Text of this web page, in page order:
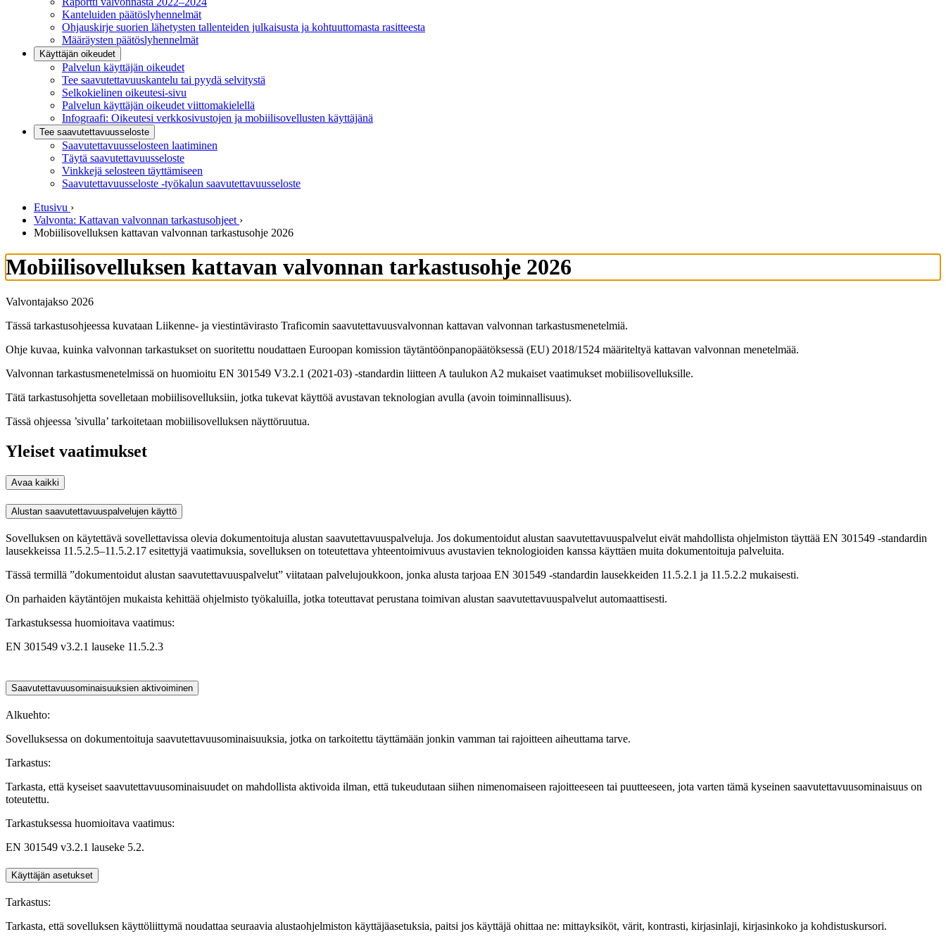
Kanteluiden päätöslyhennelmät
Ohjauskirje suorien lähetysten tallenteiden julkaisusta ja kohtuuttomasta rasitteesta
Määräysten päätöslyhennelmät
Käyttäjän oikeudet
Palvelun käyttäjän oikeudet
Tee saavutettavuuskantelu tai pyydä selvitystä
Selkokielinen oikeutesi-sivu
Palvelun käyttäjän oikeudet viittomakielellä
Infograafi: Oikeutesi verkkosivustojen ja mobiilisovellusten käyttäjänä
Tee saavutettavuusseloste
Saavutettavuus­selosteen laatiminen
Täytä saavutettavuusseloste
Vinkkejä selosteen täyttämiseen
Saavutettavuusseloste -työkalun saavutettavuusseloste
Etusivu ›
Valvonta: Kattavan valvonnan tarkastusohjeet ›
Mobiilisovelluksen kattavan valvonnan tarkastusohje 2026
Mobiilisovelluksen kattavan valvonnan tarkastusohje 2026
Valvontajakso 2026
Tässä tarkastusohjeessa kuvataan Liikenne- ja viestintävirasto Traficomin saavutettavuusvalvonnan kattavan valvonnan tarkastusmenetelmiä.
Ohje kuvaa, kuinka valvonnan tarkastukset on suoritettu noudattaen Euroopan komission täytäntöönpanopäätöksessä (EU) 2018/1524 määriteltyä kattavan valvonnan menetelmää.
Valvonnan tarkastusmenetelmissä on huomioitu EN 301549 V3.2.1 (2021-03) -standardin liitteen A taulukon A2 mukaiset vaatimukset mobiilisovelluksille.
Tätä tarkastusohjetta sovelletaan mobiilisovelluksiin, jotka tukevat käyttöä avustavan teknologian avulla (avoin toiminnallisuus).
Tässä ohjeessa ’sivulla’ tarkoitetaan mobiilisovelluksen näyttöruutua.
Yleiset vaatimukset
Avaa kaikki
Alustan saavutettavuuspalvelujen käyttö
Sovelluksen on käytettävä sovellettavissa olevia dokumentoituja alustan saavutettavuuspalveluja. Jos dokumentoidut alustan saavutettavuuspalvelut eivät mahdollista ohjelmiston täyttää EN 301549 -standardin
lausekkeissa 11.5.2.5–11.5.2.17 esitettyjä vaatimuksia, sovelluksen on toteutettava yhteentoimivuus avustavien teknologioiden kanssa käyttäen muita dokumentoituja palveluita.
Tässä termillä ”dokumentoidut alustan saavutettavuuspalvelut” viitataan palvelujoukkoon, jonka alusta tarjoaa EN 301549 -standardin lausekkeiden 11.5.2.1 ja 11.5.2.2 mukaisesti.
On parhaiden käytäntöjen mukaista kehittää ohjelmisto työkaluilla, jotka toteuttavat perustana toimivan alustan saavutettavuuspalvelut automaattisesti.
Tarkastuksessa huomioitava vaatimus:
EN 301549 v3.2.1 lauseke 11.5.2.3
Saavutettavuusominaisuuksien aktivoiminen
Alkuehto:
Sovelluksessa on dokumentoituja saavutettavuusominaisuuksia, jotka on tarkoitettu täyttämään jonkin vamman tai rajoitteen aiheuttama tarve.
Tarkastus:
Tarkasta, että kyseiset saavutettavuusominaisuudet on mahdollista aktivoida ilman, että tukeudutaan siihen nimenomaiseen rajoitteeseen tai puutteeseen, jota varten tämä kyseinen saavutettavuusominaisuus on
toteutettu.
Tarkastuksessa huomioitava vaatimus:
EN 301549 v3.2.1 lauseke 5.2.
Käyttäjän asetukset
Tarkastus:
Tarkasta, että sovelluksen käyttöliittymä noudattaa seuraavia alustaohjelmiston käyttäjäasetuksia, paitsi jos käyttäjä ohittaa ne: mittayksiköt, värit, kontrasti, kirjasinlaji, kirjasinkoko ja kohdistuskursori.